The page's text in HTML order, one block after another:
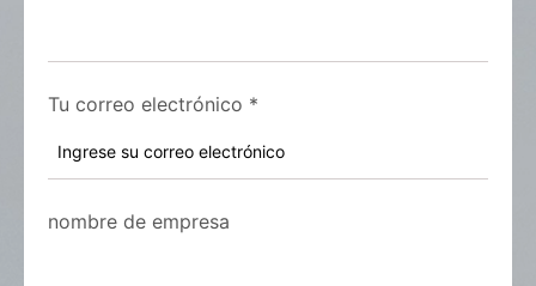
Tu correo electrónico *
nombre de empresa